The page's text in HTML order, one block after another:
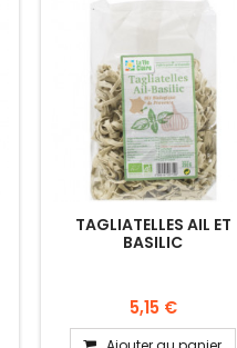
TAGLIATELLES AIL ET
BASILIC
5,15 €